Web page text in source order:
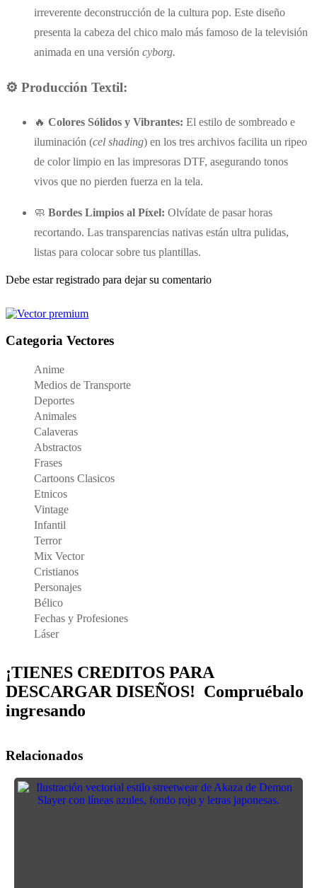
irreverente deconstrucción de la cultura pop. Este diseño
presenta la cabeza del chico malo más famoso de la televisión
animada en una versión cyborg.
⚙️ Producción Textil:
🔥 Colores Sólidos y Vibrantes: El estilo de sombreado e
iluminación (cel shading) en los tres archivos facilita un ripeo
de color limpio en las impresoras DTF, asegurando tonos
vivos que no pierden fuerza en la tela.
🧼 Bordes Limpios al Píxel: Olvídate de pasar horas
recortando. Las transparencias nativas están ultra pulidas,
listas para colocar sobre tus plantillas.
Debe estar registrado para dejar su comentario
Categoria Vectores
Anime
Medios de Transporte
Deportes
Animales
Calaveras
Abstractos
Frases
Cartoons Clasicos
Etnicos
Vintage
Infantil
Terror
Mix Vector
Cristianos
Personajes
Bélico
Fechas y Profesiones
Láser
¡TIENES CREDITOS PARA
DESCARGAR DISEÑOS! Compruébalo
ingresando
Relacionados